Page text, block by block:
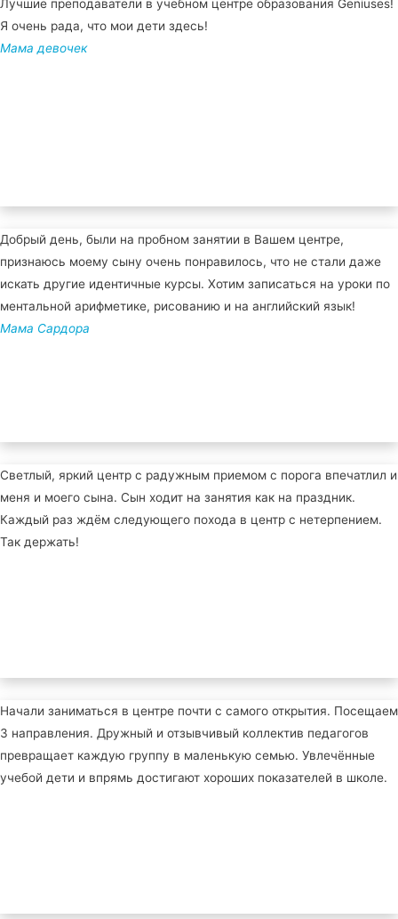
Лучшие преподаватели в учебном центре образования Geniuses!
Я очень рада, что мои дети здесь!
Мама девочек
Добрый день, были на пробном занятии в Вашем центре,
признаюсь моему сыну очень понравилось, что не стали даже
искать другие идентичные курсы. Хотим записаться на уроки по
ментальной арифметике, рисованию и на английский язык!
Мама Сардора
Светлый, яркий центр с радужным приемом с порога впечатлил и
меня и моего сына. Сын ходит на занятия как на праздник.
Каждый раз ждём следующего похода в центр с нетерпением.
Так держать!
Начали заниматься в центре почти с самого открытия. Посещаем
3 направления. Дружный и отзывчивый коллектив педагогов
превращает каждую группу в маленькую семью. Увлечённые
учебой дети и впрямь достигают хороших показателей в школе.